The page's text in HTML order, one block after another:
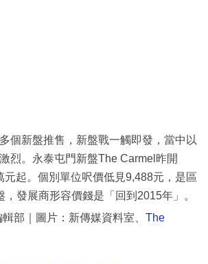
個新盤推售，新盤戰一觸即發，當中以
烈。永泰屯門新盤The Carmel昨開
元起。個別單位呎價低見9,488元，是區
，發展商形容價錢是「回到2015年」。
部｜圖片：新傳媒資料室、 The